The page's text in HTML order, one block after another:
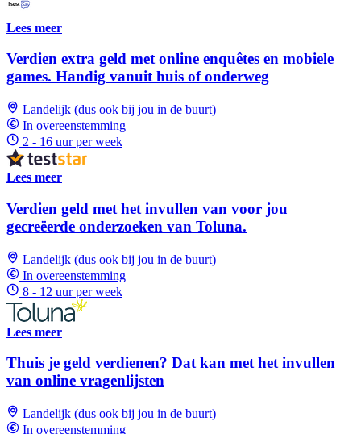
Lees meer
Verdien extra geld met online enquêtes en mobiele
games. Handig vanuit huis of onderweg
Landelijk (dus ook bij jou in de buurt)
In overeenstemming
2 - 16 uur per week
Lees meer
Verdien geld met het invullen van voor jou
gecreëerde onderzoeken van Toluna.
Landelijk (dus ook bij jou in de buurt)
In overeenstemming
8 - 12 uur per week
Lees meer
Thuis je geld verdienen? Dat kan met het invullen
van online vragenlijsten
Landelijk (dus ook bij jou in de buurt)
In overeenstemming